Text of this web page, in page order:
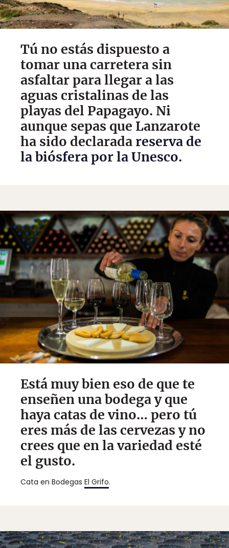
Tú no estás dispuesto a
tomar una carretera sin
asfaltar para llegar a las
aguas cristalinas de las
playas del Papagayo. Ni
aunque sepas que Lanzarote
ha sido declarada reserva de
la biósfera por la Unesco.
Está muy bien eso de que te
enseñen una bodega y que
haya catas de vino… pero tú
eres más de las cervezas y no
crees que en la variedad esté
el gusto.
Cata en Bodegas El Grifo.